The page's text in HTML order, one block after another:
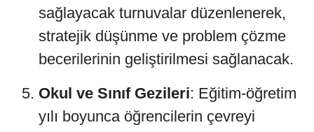
sağlayacak turnuvalar düzenlenerek,
stratejik düşünme ve problem çözme
becerilerinin geliştirilmesi sağlanacak.
Okul ve Sınıf Gezileri: Eğitim-öğretim
yılı boyunca öğrencilerin çevreyi